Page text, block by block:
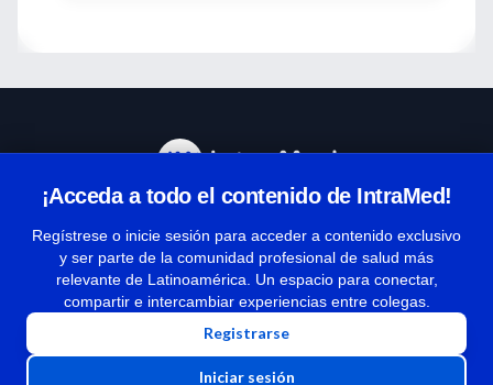
¡Acceda a todo el contenido de IntraMed!
Regístrese o inicie sesión para acceder a contenido exclusivo
y ser parte de la comunidad profesional de salud más
relevante de Latinoamérica. Un espacio para conectar,
compartir e intercambiar experiencias entre colegas.
Registrarse
Iniciar sesión
Términos y condiciones
| Políticas de privacidad
| Todos los derechos reservados | Copyright 1997-2026